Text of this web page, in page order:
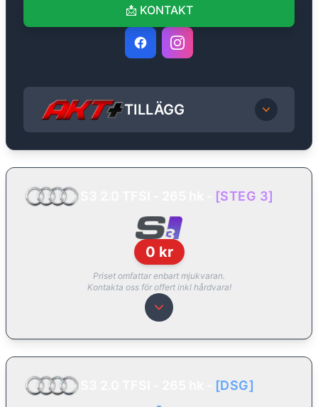
📩 KONTAKT
TILLÄGG
[STEG 3]
0 kr
Priset omfattar enbart mjukvaran.
Kontakta oss för offert inkl hårdvara!
[DSG]